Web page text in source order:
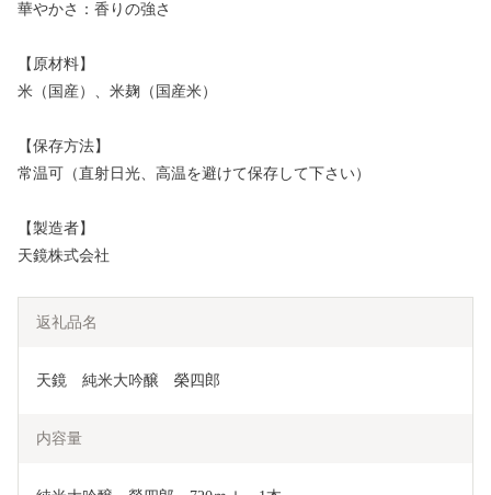
華やかさ：香りの強さ
【原材料】
米（国産）、米麹（国産米）
【保存方法】
常温可（直射日光、高温を避けて保存して下さい）
【製造者】
天鏡株式会社
返礼品名
天鏡　純米大吟醸　榮四郎
内容量